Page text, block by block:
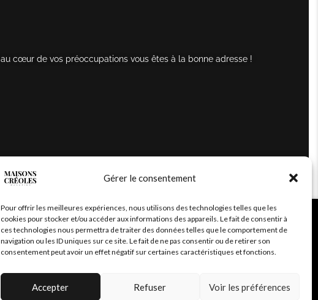
Gérer le consentement
Pour offrir les meilleures expériences, nous utilisons des technologies telles que les
cookies pour stocker et/ou accéder aux informations des appareils. Le fait de consentir à
ces technologies nous permettra de traiter des données telles que le comportement de
navigation ou les ID uniques sur ce site. Le fait de ne pas consentir ou de retirer son
consentement peut avoir un effet négatif sur certaines caractéristiques et fonctions.
Accepter Refuser Voir les préférences
cœur de vos préoccupations vous êtes à la bonne adresse !